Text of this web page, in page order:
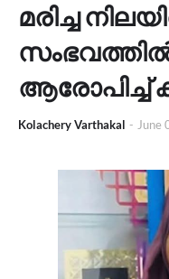
മരിച്ച
ആരോപിച്ച്
Kolachery Varthakal - June